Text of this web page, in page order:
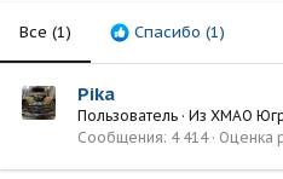
Все (1) Спасибо (1)
Pika
Пользователь · Из ХМАО
Сообщения 4 414 Оценка